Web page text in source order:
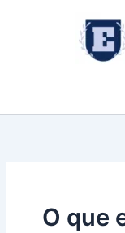
O que